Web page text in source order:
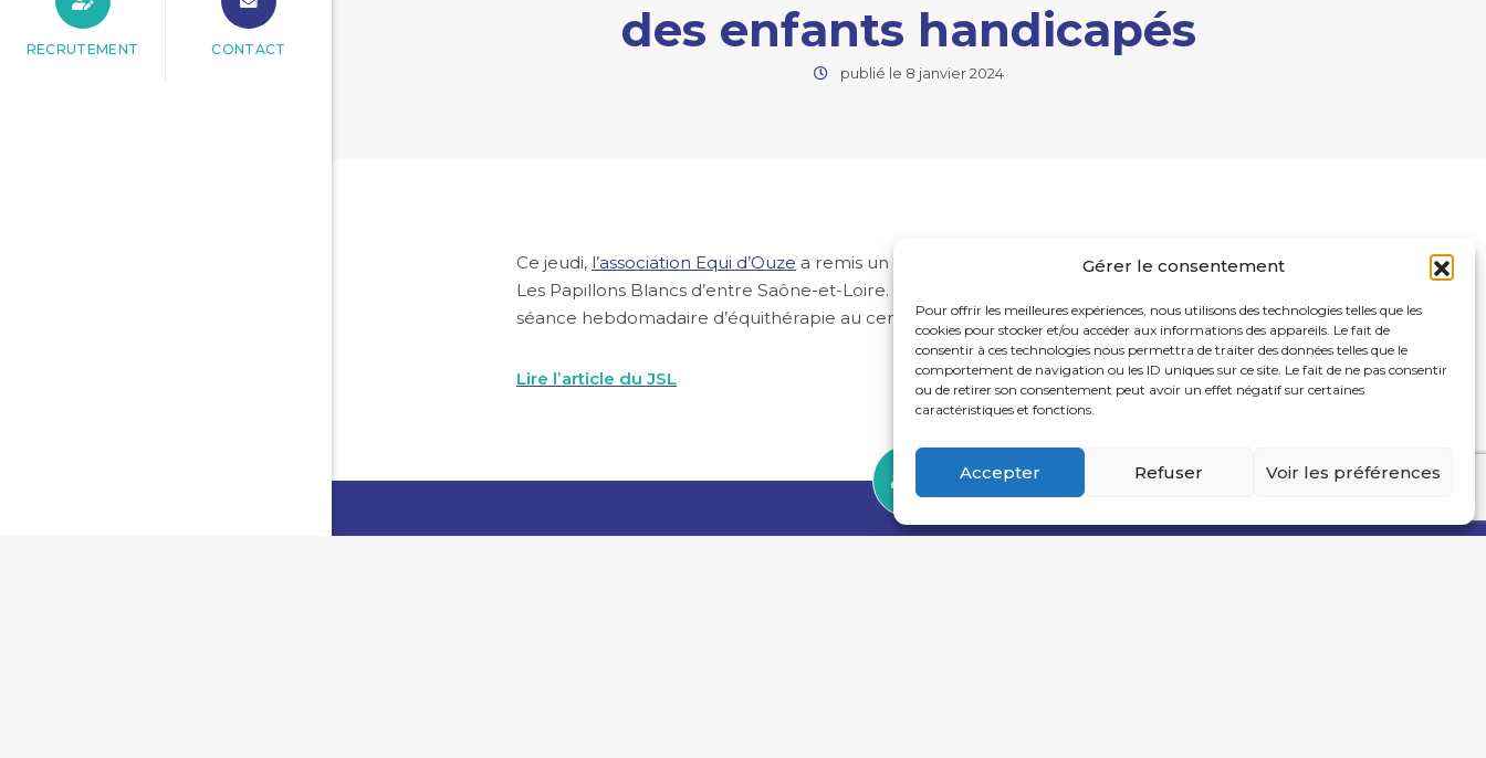
Gérer le consentement
Pour offrir les meilleures expériences, nous utilisons des technologies telles que les
cookies pour stocker et/ou accéder aux informations des appareils. Le fait de
consentir à ces technologies nous permettra de traiter des données telles que le
comportement de navigation ou les ID uniques sur ce site. Le fait de ne pas consentir
ou de retirer son consentement peut avoir un effet négatif sur certaines
caractéristiques et fonctions.
Accepter Refuser Voir les préférences
RECRUTEMENT CONTACT
des enfants handicapés
publié le 8 janvier 2024
Ce jeudi, l’association Equi d’Ouze a remis un chèque de 800 € à la présidente de l’association
Les Papillons Blancs d’entre Saône-et-Loire. Cette enveloppe permettra de financer une
séance hebdomadaire d’équithérapie au centre équestre Jump’In (…)
Lire l’article du JSL